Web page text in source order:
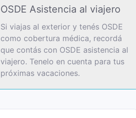
OSDE Asistencia al viajero
Si viajas al exterior y tenés OSDE
como cobertura médica, recordá
que contás con OSDE asistencia al
viajero. Tenelo en cuenta para tus
próximas vacaciones.